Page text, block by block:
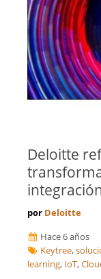
Deloitte
por Deloitte
Hace 6 años
Keytree,
learning, IoT,